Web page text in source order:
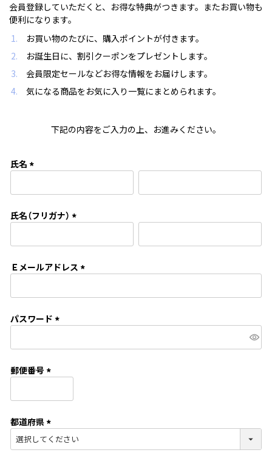
会員登録していただくと、お得な特典がつきます。またお買い物も
便利になります。
お買い物のたびに、購入ポイントが付きます。
お誕生日に、割引クーポンをプレゼントします。
会員限定セールなどお得な情報をお届けします。
気になる商品をお気に入り一覧にまとめられます。
下記の内容をご入力の上、お進みください。
氏名
必
)
氏名（フリガナ）
必
)
Ｅメールアドレス
必
パスワード
必
郵便番号
必
)
都道府県
(
必